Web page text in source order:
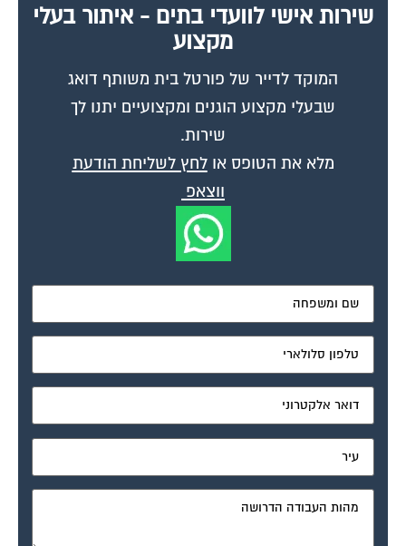
שירות אישי לוועדי בתים - איתור בעלי
מקצוע
המוקד לדייר של פורטל בית משותף דואג
שבעלי מקצוע הוגנים ומקצועיים יתנו לך
שירות.
מלא את הטופס אולחץ לשליחת הודעת
ווצאפ